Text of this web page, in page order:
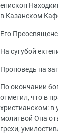
епископ
в Казанском
Его
На сугубой
Проповедь на
По окончании
отметил, что в
христианском: в
молитвой Она
грехи,